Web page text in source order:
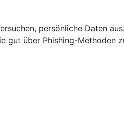
persönliche Daten
gut über Phishing-